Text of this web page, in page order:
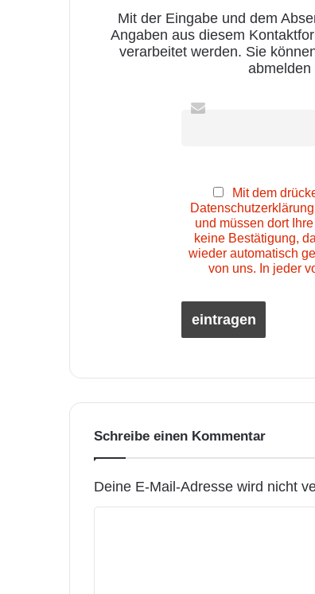
Mit der Eingabe und dem
Angaben aus diesem
verarbeitet werden. Sie
abmelden
Mit dem
und müssen dort
keine Bestätigung,
wieder automatisch
von uns. In jeder
Schreibe einen Kommentar
Deine E-Mail-Adresse wird nicht